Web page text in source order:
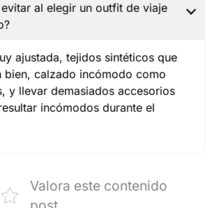
al elegir un outfit de viaje
ajustada, tejidos sintéticos que
bien, calzado incómodo como
y llevar demasiados accesorios
incómodos durante el
Valora este contenido